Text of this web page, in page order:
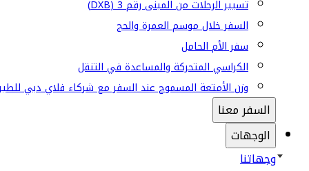
تسيير الرحلات من المبنى رقم 3 (DXB)
السفر خلال موسم العمرة والحج
سفر الأم الحامل
الكراسي المتحركة والمساعدة في التنقل
وزن الأمتعة المسموح عند السفر مع شركاء فلاي دبي
السفر معنا
الوجهات
وجهاتنا